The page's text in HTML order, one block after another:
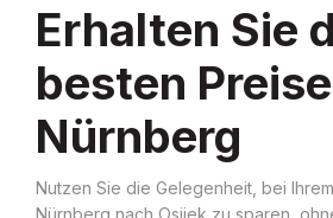
Erhalten Sie
besten
Nürnberg
Nutzen Sie die Gelegenheit, bei
Nürnberg nach Osijek zu sparen,